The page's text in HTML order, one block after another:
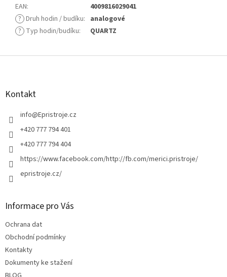
EAN:
4009816029041
? Druh hodin / budíku: analogové
? Typ hodin/budíku: QUARTZ
Z
Kontakt
info@Epristroje.cz
+420 777 794 401
+420 777 794 404
https://www.facebook.com/http://fb.com/merici.pristroje/
epristroje.cz/
Informace pro Vás
Ochrana dat
Obchodní podmínky
Kontakty
Dokumenty ke stažení